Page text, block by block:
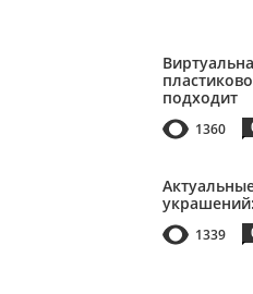
подходит
1360
1339